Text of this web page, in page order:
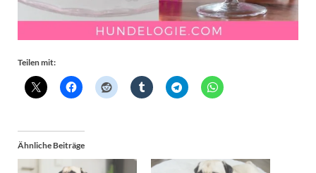
Teilen mit:
Ähnliche Beiträge